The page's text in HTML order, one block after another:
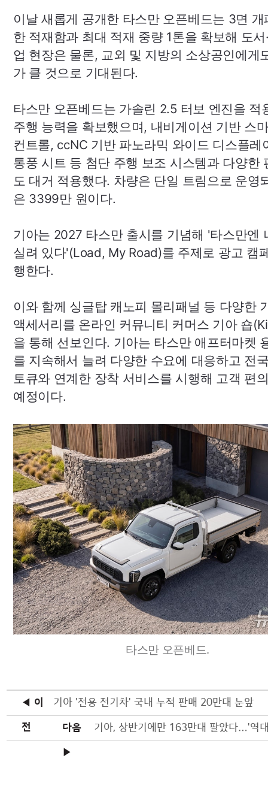
이날 새롭게 공개한 타스만 오픈베드는 3면 개
한 적재함과 최대 적재 중량 1톤을 확보해 도서
업 현장은 물론, 교외 및 지방의 소상공인에게
가 클 것으로 기대된다.
타스만 오픈베드는 가솔린 2.5 터보 엔진을 적
주행 능력을 확보했으며, 내비게이션 기반 스
컨트롤, ccNC 기반 파노라믹 와이드 디스플레
통풍 시트 등 첨단 주행 보조 시스템과 다양한
도 대거 적용했다. 차량은 단일 트림으로 운영
은 3399만 원이다.
기아는 2027 타스만 출시를 기념해 '타스만엔
실려 있다'(Load, My Road)를 주제로 광고 캠
행한다.
이와 함께 싱글탑 캐노피 몰리패널 등 다양한
액세서리를 온라인 커뮤니티 커머스 기아 숍(
을 통해 선보인다. 기아는 타스만 애프터마켓
를 지속해서 늘려 다양한 수요에 대응하고 전
토큐와 연계한 장착 서비스를 시행해 고객 편
예정이다.
타스만 오픈베드.
◀ 이
전
기아 '전용 전기차' 국내 누적 판매 20만대 눈앞
다음
▶
기아, 상반기에만 163만대 팔았다…'역